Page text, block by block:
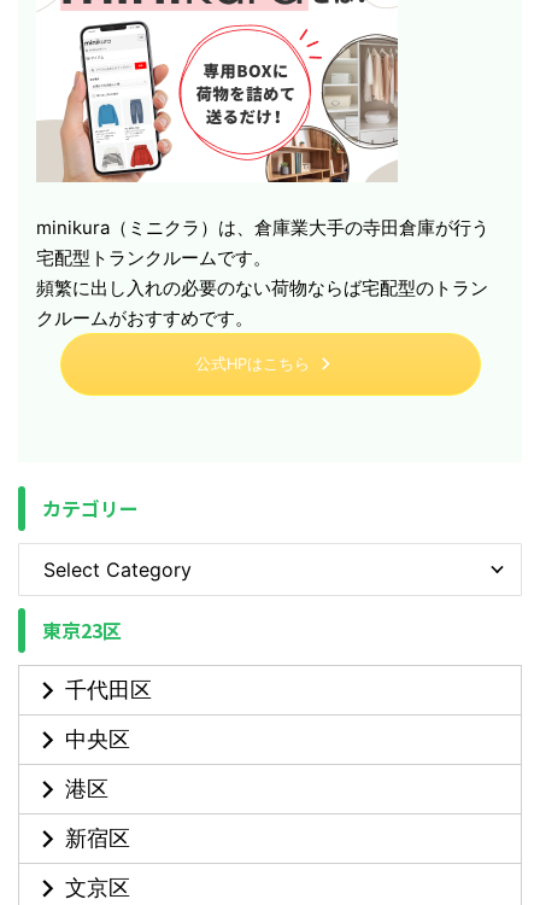
minikura（ミニクラ）は、倉庫業大手の寺田倉庫が行う
宅配型トランクルームです。
頻繁に出し入れの必要のない荷物ならば宅配型のトラン
クルームがおすすめです。
公式HPはこちら
カテゴリー
東京23区
千代田区
中央区
港区
新宿区
文京区